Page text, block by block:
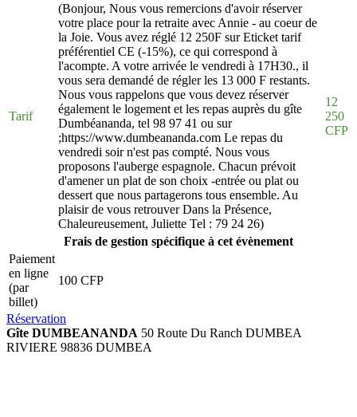
Tarif
(Bonjour, Nous vous remercions d'avoir réserver
votre place pour la retraite avec Annie - au coeur de
la Joie. Vous avez réglé 12 250F sur Eticket tarif
préférentiel CE (-15%), ce qui correspond à
l'acompte. A votre arrivée le vendredi à 17H30., il
vous sera demandé de régler les 13 000 F restants.
Nous vous rappelons que vous devez réserver
également le logement et les repas auprès du gîte
Dumbéananda, tel 98 97 41 ou sur
;https://www.dumbeananda.com Le repas du
vendredi soir n'est pas compté. Nous vous
proposons l'auberge espagnole. Chacun prévoit
d'amener un plat de son choix -entrée ou plat ou
dessert que nous partagerons tous ensemble. Au
plaisir de vous retrouver Dans la Présence,
Chaleureusement, Juliette Tel : 79 24 26)
12
250
CFP
Frais de gestion spécifique à cet évènement
Paiement
en ligne
(par
billet)
100 CFP
Réservation
Gîte DUMBEANANDA 50 Route Du Ranch DUMBEA
RIVIERE 98836 DUMBEA